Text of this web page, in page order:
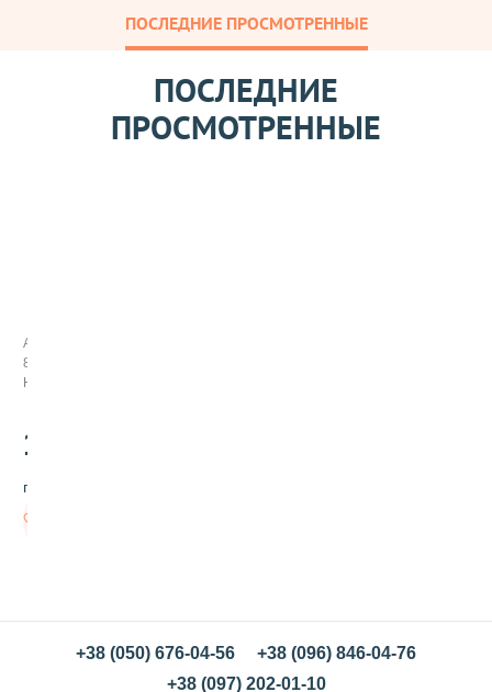
ПОСЛЕДНИЕ ПРОСМОТРЕННЫЕ
ПОСЛЕДНИЕ
ПРОСМОТРЕННЫЕ
и
т
о
a
t
m
i
Арт:
898005
Нет в наличии
146
грн/шт
+38 (050) 676-04-56
+38 (096) 846-04-76
+38 (097) 202-01-10